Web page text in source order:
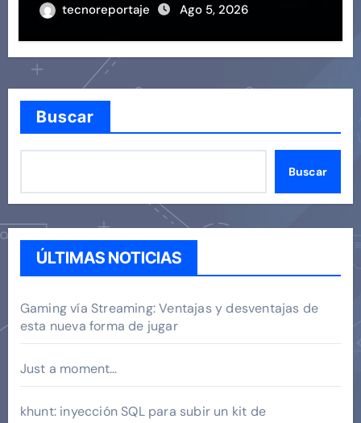
tecnoreportaje Ago 5, 2026
Buscar
Buscar
ÚLTIMAS NOTICIAS
Gaming vía Streaming: Ventajas y desventajas de
esta nueva forma de jugar
Just a moment…
khunt: inyección SQL para subir un kit de